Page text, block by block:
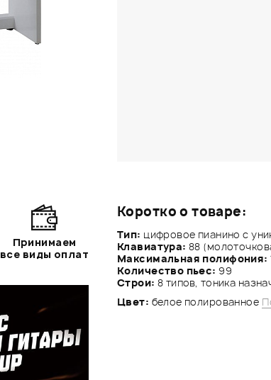
Коротко о товаре:
Тип: цифровое пианино с
Клавиатура:88
Максимальная полифония:
Количество пьес:99
Строи: 8 типов, тоника
Цвет: белое полированное
Принимаем
все виды оплат